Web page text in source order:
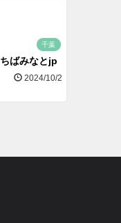
千葉
ちばみなとjp
2024/10/2